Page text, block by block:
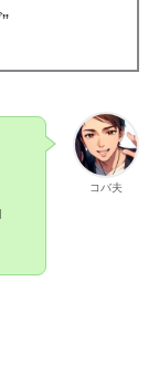
コバ夫